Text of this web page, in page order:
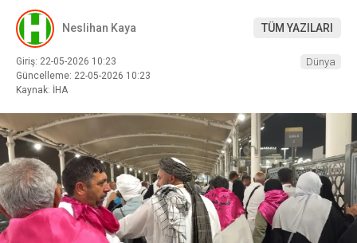
Neslihan Kaya TÜM YAZILARI
Giriş: 22-05-2026 10:23
Güncelleme: 22-05-2026 10:23
Kaynak: İHA
Dünya